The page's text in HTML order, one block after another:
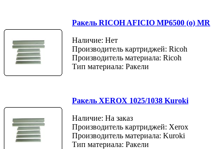
Ракель RICOH AFICIO MP6500 (о) MR
Наличие: Нет
Производитель картриджей: Ricoh
Производитель материала: Ricoh
Тип материала: Ракели
Ракель XEROX 1025/1038 Kuroki
Наличие: На заказ
Производитель картриджей: Xerox
Производитель материала: Kuroki
Тип материала: Ракели